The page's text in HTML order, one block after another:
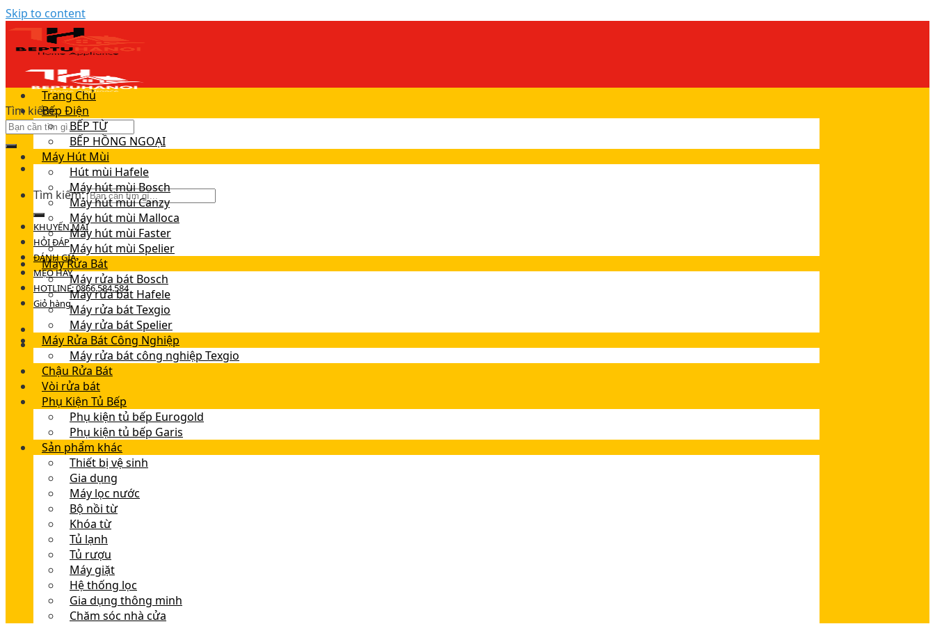
Skip to content
Tìm kiếm:
Tìm kiếm:
KHUYẾN MÃI
HỎI ĐÁP
ĐÁNH GIÁ
MẸO HAY
HOTLINE: 0866.584.584
Giỏ hàng
Trang Chủ
Bếp Điện
BẾP TỪ
BẾP HỒNG NGOẠI
Máy Hút Mùi
Hút mùi Hafele
Máy hút mùi Bosch
Máy hút mùi Canzy
Máy hút mùi Malloca
Máy hút mùi Faster
Máy hút mùi Spelier
Máy Rửa Bát
Máy rửa bát Bosch
Máy rửa bát Hafele
Máy rửa bát Texgio
Máy rửa bát Spelier
Máy Rửa Bát Công Nghiệp
Máy rửa bát công nghiệp Texgio
Chậu Rửa Bát
Vòi rửa bát
Phụ Kiện Tủ Bếp
Phụ kiện tủ bếp Eurogold
Phụ kiện tủ bếp Garis
Sản phẩm khác
Thiết bị vệ sinh
Gia dụng
Máy lọc nước
Bộ nồi từ
Khóa từ
Tủ lạnh
Tủ rượu
Máy giặt
Hệ thống lọc
Gia dụng thông minh
Chăm sóc nhà cửa